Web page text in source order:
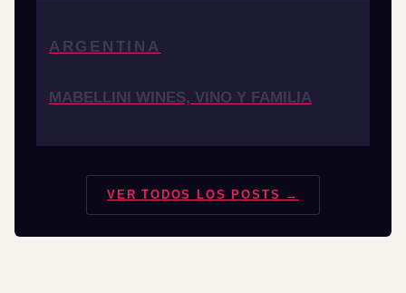
ARGENTINA
MABELLINI WINES, VINO Y FAMILIA
VER TODOS LOS POSTS →